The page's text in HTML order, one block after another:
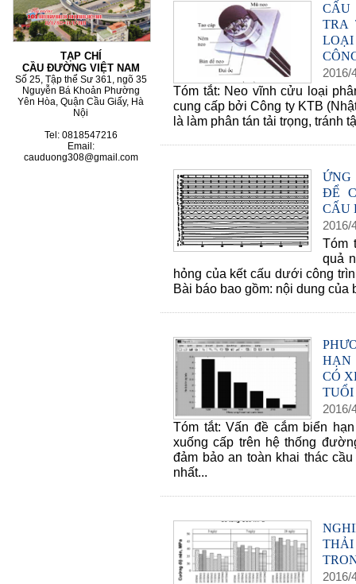
TẠP CHÍ
CẦU ĐƯỜNG VIỆT NAM
Số 25, Tập thể Sư 361, ngõ 35
Nguyễn Bá Khoản Phường
Yên Hòa, Quận Cầu Giấy, Hà
Nội
Tel: 0818547216
Email:
cauduong308@gmail.com
TRA
2016/
Tóm tắt: Neo vĩnh cửu loại
cung cấp bởi Công ty KTB
là làm phân tán tải trọng, tránh
ĐỂ
CẤU
2016/
Tóm
quả
hỏng của kết cấu dưới công
Bài báo bao gồm: nội dung của
HẠN
CÓ
2016/
Tóm tắt: Vấn đề cắm biển
xuống cấp trên hệ thống
đảm bảo an toàn khai thác
nhất...
2016/